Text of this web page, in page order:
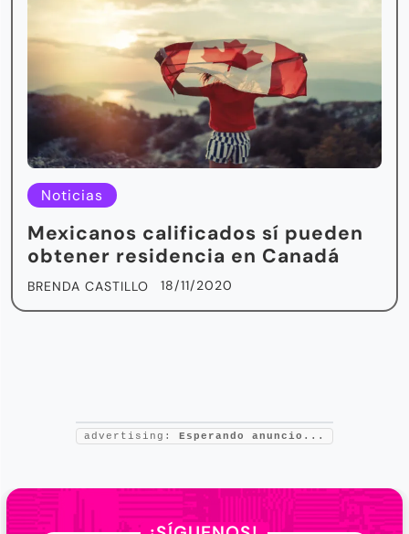
Noticias
Mexicanos calificados sí pueden
obtener residencia en Canadá
BRENDA CASTILLO 18/11/2020
advertising: Esperando anuncio...